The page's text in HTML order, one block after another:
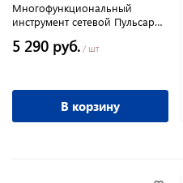
Многофункциональный
инструмент сетевой Пульсар
16000кол/мин, пл.пуск, 2,3кг
5 290 руб. / шт
В корзину